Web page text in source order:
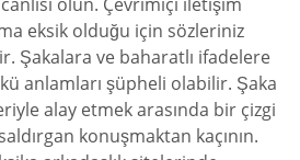
eksik olduğu için sözleriniz
Şakalara ve baharatlı ifadelere
anlamları şüpheli olabilir. Şaka
alay etmek arasında bir çizgi
konuşmaktan kaçının.